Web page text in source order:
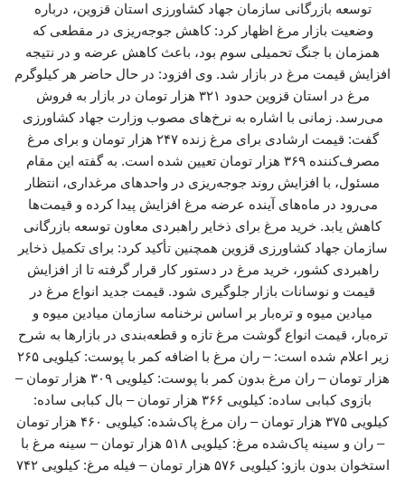
توسعه بازرگانی سازمان جهاد کشاورزی استان قزوین، درباره
وضعیت بازار مرغ اظهار کرد: کاهش جوجه‌ریزی در مقطعی که
همزمان با جنگ تحمیلی سوم بود، باعث کاهش عرضه و در نتیجه
افزایش قیمت مرغ در بازار شد. وی افزود: در حال حاضر هر کیلوگرم
مرغ در استان قزوین حدود ۳۲۱ هزار تومان در بازار به فروش
می‌رسد. زمانی با اشاره به نرخ‌های مصوب وزارت جهاد کشاورزی
گفت: قیمت ارشادی برای مرغ زنده ۲۴۷ هزار تومان و برای مرغ
مصرف‌کننده ۳۶۹ هزار تومان تعیین شده است. به گفته این مقام
مسئول، با افزایش روند جوجه‌ریزی در واحدهای مرغداری، انتظار
می‌رود در ماه‌های آینده عرضه مرغ افزایش پیدا کرده و قیمت‌ها
کاهش یابد. خرید مرغ برای ذخایر راهبردی معاون توسعه بازرگانی
سازمان جهاد کشاورزی قزوین همچنین تأکید کرد: برای تکمیل ذخایر
راهبردی کشور، خرید مرغ در دستور کار قرار گرفته تا از افزایش
قیمت و نوسانات بازار جلوگیری شود. قیمت جدید انواع مرغ در
میادین میوه و تره‌بار بر اساس نرخنامه سازمان میادین میوه و
تره‌بار، قیمت انواع گوشت مرغ تازه و قطعه‌بندی در بازارها به شرح
زیر اعلام شده است: – ران مرغ با اضافه کمر با پوست: کیلویی ۲۶۵
هزار تومان – ران مرغ بدون کمر با پوست: کیلویی ۳۰۹ هزار تومان –
بازوی کبابی ساده: کیلویی ۳۶۶ هزار تومان – بال کبابی ساده:
کیلویی ۳۷۵ هزار تومان – ران مرغ پاک‌شده: کیلویی ۴۶۰ هزار تومان
– ران و سینه پاک‌شده مرغ: کیلویی ۵۱۸ هزار تومان – سینه مرغ با
استخوان بدون بازو: کیلویی ۵۷۶ هزار تومان – فیله مرغ: کیلویی ۷۴۲